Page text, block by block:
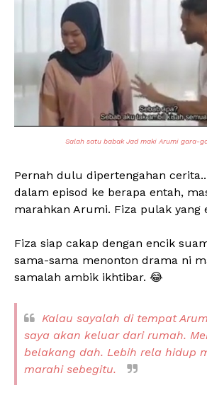
Salah satu babak Jad maki Arumi gara-
Pernah dulu dipertengahan
dalam episod ke berapa entah,
marahkan Arumi. Fiza pulak yang
Fiza siap cakap dengan encik
sama-sama menonton drama ni
samalah ambik ikhtibar. 😂
Kalau sayalah di tempat
saya akan keluar dari rumah.
belakang dah. Lebih rela hidup
marahi sebegitu.